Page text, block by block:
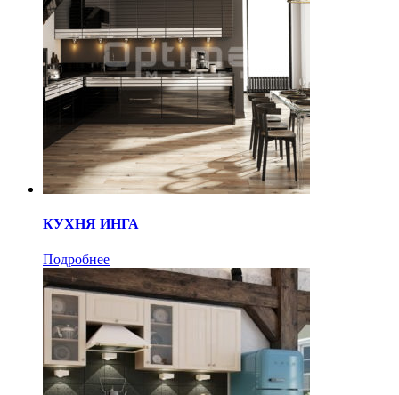
КУХНЯ ИНГА
Подробнее